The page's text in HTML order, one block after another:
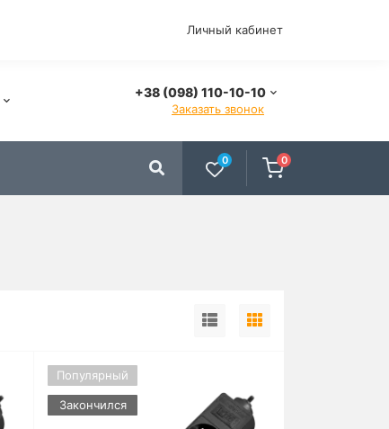
Личный кабинет
+38 (098) 110-10-10
Заказать звонок
0 0
Популярный
Закончился